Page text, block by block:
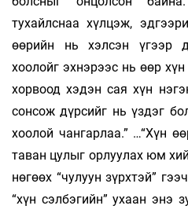
тухайлснаа хүлцэж,
өөрийн нь хэлсэн үгээр
хоолойг эхнэрээс нь өөр
хорвоод хэдэн сая хүн
сонсож дүрсийг нь үздэг
хоолой чангарлаа.” …“Хүн
таван цулыг орлуулах юм
нөгөөх “чулуун зүрхтэй”
“хүн сэлбэгийн” ухаан энэ